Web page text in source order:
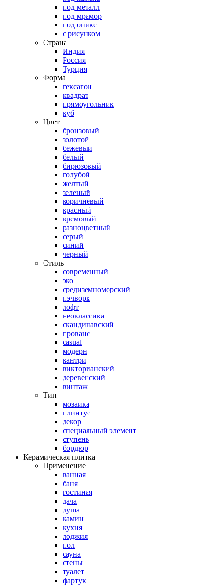
под металл
под мрамор
под оникс
с рисунком
Страна
Индия
Россия
Турция
Форма
гексагон
квадрат
прямоугольник
куб
Цвет
бронзовый
золотой
бежевый
белый
бирюзовый
голубой
желтый
зеленый
коричневый
красный
кремовый
разноцветный
серый
синий
черный
Стиль
современный
эко
средиземноморский
пэчворк
лофт
неоклассика
скандинавский
прованс
casual
модерн
кантри
викторианский
деревенский
винтаж
Тип
мозаика
плинтус
декор
специальный элемент
ступень
бордюр
Керамическая плитка
Применение
ванная
баня
гостиная
дача
душа
камин
кухня
лоджия
пол
сауна
стены
туалет
фартук